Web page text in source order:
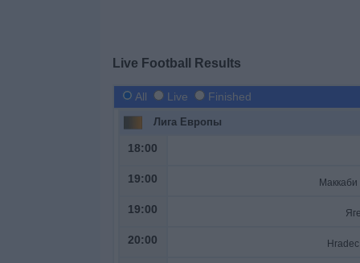
Live Football Results
All Live Finished
Лига Европы
18:00
19:00
19:00
20:00